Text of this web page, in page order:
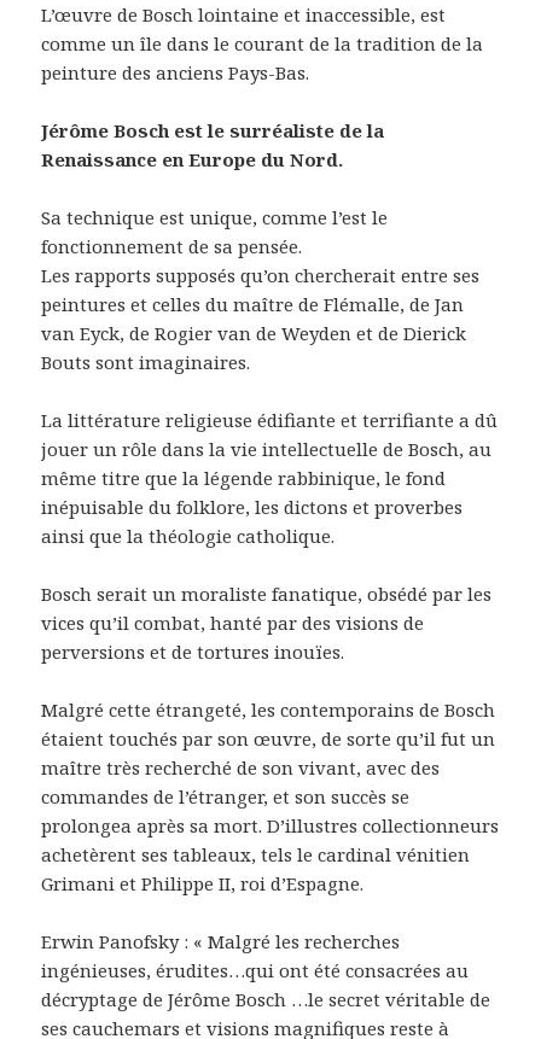
L’œuvre de Bosch lointaine et inaccessible, est
comme un île dans le courant de la tradition de la
peinture des anciens Pays-Bas.
Jérôme Bosch est le surréaliste de la
Renaissance en Europe du Nord.
Sa technique est unique, comme l’est le
fonctionnement de sa pensée.
Les rapports supposés qu’on chercherait entre ses
peintures et celles du maître de Flémalle, de Jan
van Eyck, de Rogier van de Weyden et de Dierick
Bouts sont imaginaires.
La littérature religieuse édifiante et terrifiante a dû
jouer un rôle dans la vie intellectuelle de Bosch, au
même titre que la légende rabbinique, le fond
inépuisable du folklore, les dictons et proverbes
ainsi que la théologie catholique.
Bosch serait un moraliste fanatique, obsédé par les
vices qu’il combat, hanté par des visions de
perversions et de tortures inouïes.
Malgré cette étrangeté, les contemporains de Bosch
étaient touchés par son œuvre, de sorte qu’il fut un
maître très recherché de son vivant, avec des
commandes de l’étranger, et son succès se
prolongea après sa mort. D’illustres collectionneurs
achetèrent ses tableaux, tels le cardinal vénitien
Grimani et Philippe II, roi d’Espagne.
Erwin Panofsky : « Malgré les recherches
ingénieuses, érudites…qui ont été consacrées au
décryptage de Jérôme Bosch …le secret véritable de
ses cauchemars et visions magnifiques reste à